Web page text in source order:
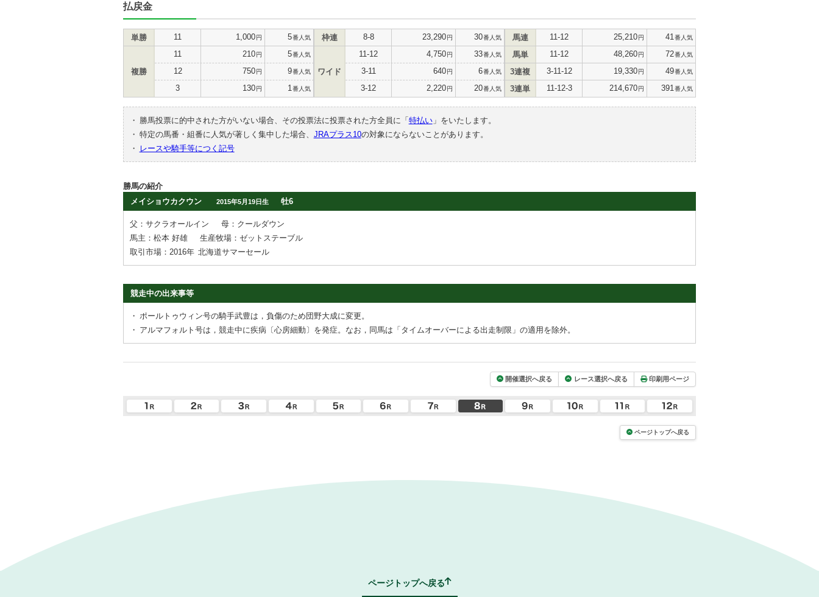
払戻金
単勝 11 1,000円 5番人気
複勝
11 210円 5番人気
12 750円 9番人気
3 130円 1 番人気
枠連 8-8 23,290円 30番人気
ワイド
11-12 4,750円 33番人気
3-11 640円 6番人気
3-12 2,220円 20番人気
馬連 11-12 25,210円 41 番人気
馬単 11-12 48,260円 72番人気
3連複 3-11-12 19,330円 49番人気
3連単 11-12-3 214,670円 391 番人気
・ 勝馬投票に的中された方がいない場合、その投票法に投票された方全員に「 特払い」をいたします。
・ 特定の馬番・組番に人気が著しく集中した場合、 JRAプラス10の対象にならないことがあります。
・
レースや騎手等につく記号
勝馬の紹介
メイショウカクウン
2015年5月19日生 牡6
父：サクラオールイン
母：クールダウン
馬主：松本 好雄
生産牧場：ゼットステーブル
取引市場：2016年 北海道サマーセール
競走中の出来事等
・ ポールトゥウィン号の騎手武豊は，負傷のため団野大成に変更。
・ アルマフォルト号は，競走中に疾病〔心房細動〕を発症。なお，同馬は「タイムオーバーによる出走制限」の適用を除外。
開催選択へ戻る レース選択へ戻る 印刷用ページ
ページトップへ戻る
ページトップへ戻る